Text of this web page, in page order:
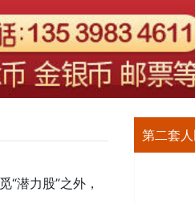
潜力股”之外，
第二套